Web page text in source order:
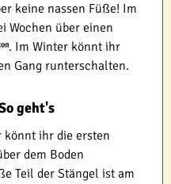
keine nassen Füße! Im
Wochen über einen
. Im Winter könnt ihr
Gang runterschalten.
geht's
könnt ihr die ersten
dem Boden
Teil der Stängel ist am